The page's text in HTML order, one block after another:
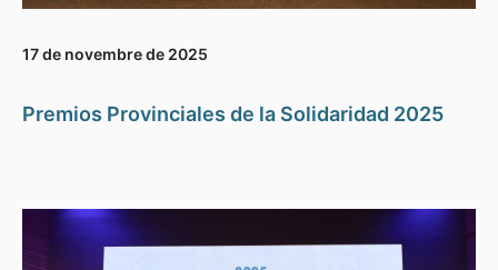
17 de novembre de 2025
Premios Provinciales de la Solidaridad 2025